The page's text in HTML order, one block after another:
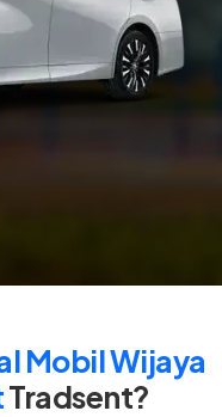
Mobil Wijaya
Tradsent?